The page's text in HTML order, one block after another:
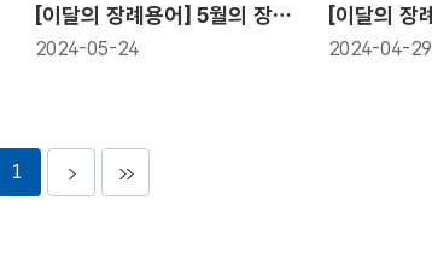
[이달의 장례용어] 5월의 장례용어! 발인(發靷)
2024-05-24 2024-04-29
1